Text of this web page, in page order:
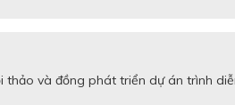
và đồng phát triển dự án trình